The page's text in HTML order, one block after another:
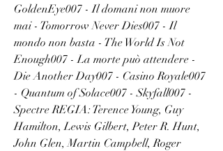
GoldenEye007 - Il domani non muore
mai - Tomorrow Never Dies007 - Il
mondo non basta - The World Is Not
Enough007 - La morte può attendere -
Die Another Day007 - Casino Royale007
- Quantum of Solace007 - Skyfall007 -
Spectre REGIA: Terence Young, Guy
Hamilton, Lewis Gilbert, Peter R. Hunt,
John Glen, Martin Campbell, Roger